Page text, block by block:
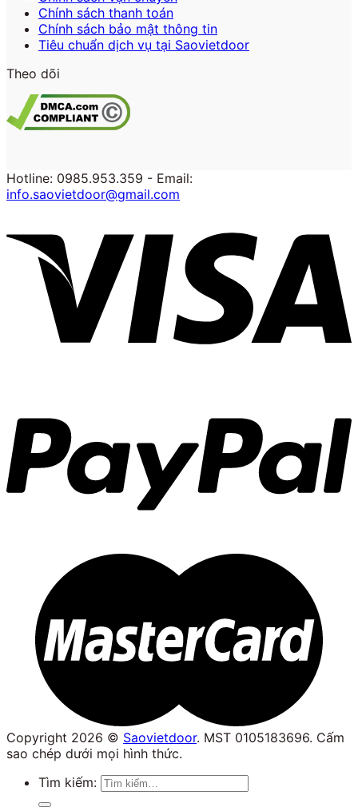
Chính sách thanh toán
Chính sách bảo mật thông tin
Tiêu chuẩn dịch vụ tại Saovietdoor
Theo dõi
Hotline: 0985.953.359 - Email:
info.saovietdoor@gmail.com
Copyright 2026 © Saovietdoor. MST 0105183696. Cấm
sao chép dưới mọi hình thức.
Tìm kiếm: